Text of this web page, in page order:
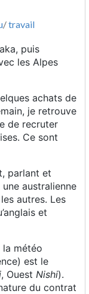
/travail
puis
les Alpes
achats de
je retrouve
de recruter
Ce sont
parlant et
australienne
autres. Les
et
la météo
est le
, Ouest Nishi).
du contrat